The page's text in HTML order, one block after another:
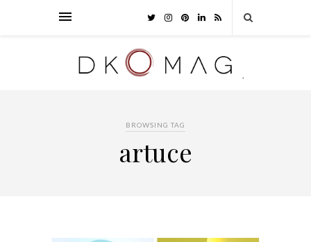
BROWSING TAG
artuce